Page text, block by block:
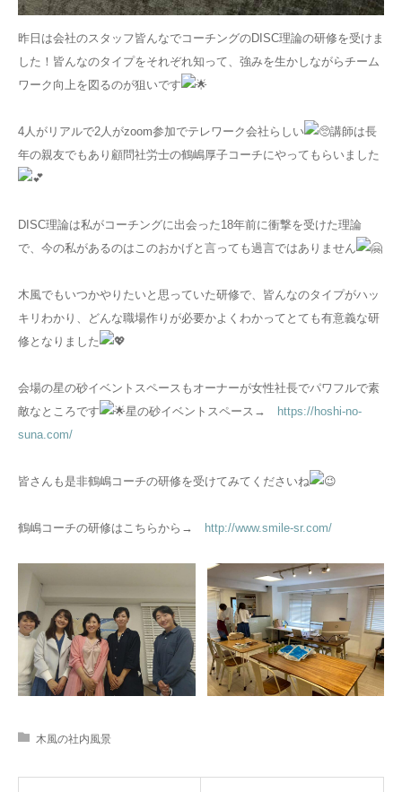
昨日は会社のスタッフ皆んなでコーチングのDISC理論の研修を受けま
した！皆んなのタイプをそれぞれ知って、強みを生かしながらチーム
ワーク向上を図るのが狙いです
4人がリアルで2人がzoom参加でテレワーク会社らしい
講師は長
年の親友でもあり顧問社労士の鶴嶋厚子コーチにやってもらいました
DISC理論は私がコーチングに出会った18年前に衝撃を受けた理論
で、今の私があるのはこのおかげと言っても過言ではありません
木風でもいつかやりたいと思っていた研修で、皆んなのタイプがハッ
キリわかり、どんな職場作りが必要かよくわかってとても有意義な研
修となりました
会場の星の砂イベントスペースもオーナーが女性社長でパワフルで素
敵なところです
星の砂イベントスペース→
https://hoshi-no-
suna.com/
皆さんも是非鶴嶋コーチの研修を受けてみてくださいね
鶴嶋コーチの研修はこちらから→ http://www.smile-sr.com/
木風の社内風景